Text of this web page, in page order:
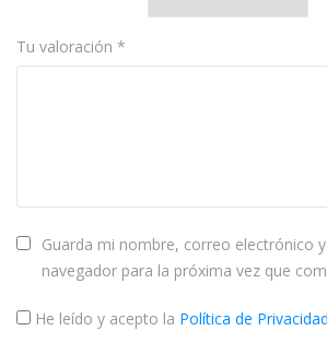
Tu valoración *
Guarda mi nombre, correo electrónico
navegador para la próxima vez que
He leído y acepto la Política de Privacidad